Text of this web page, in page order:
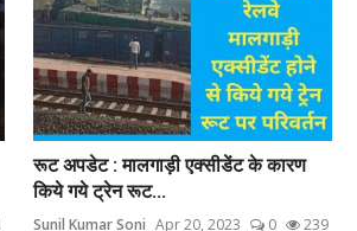
रूट अपडेट : मालगाड़ी एक्सीडेंट के कारण
किये गये ट्रेन रूट...
Sunil Kumar Soni Apr 20, 2023 0 239